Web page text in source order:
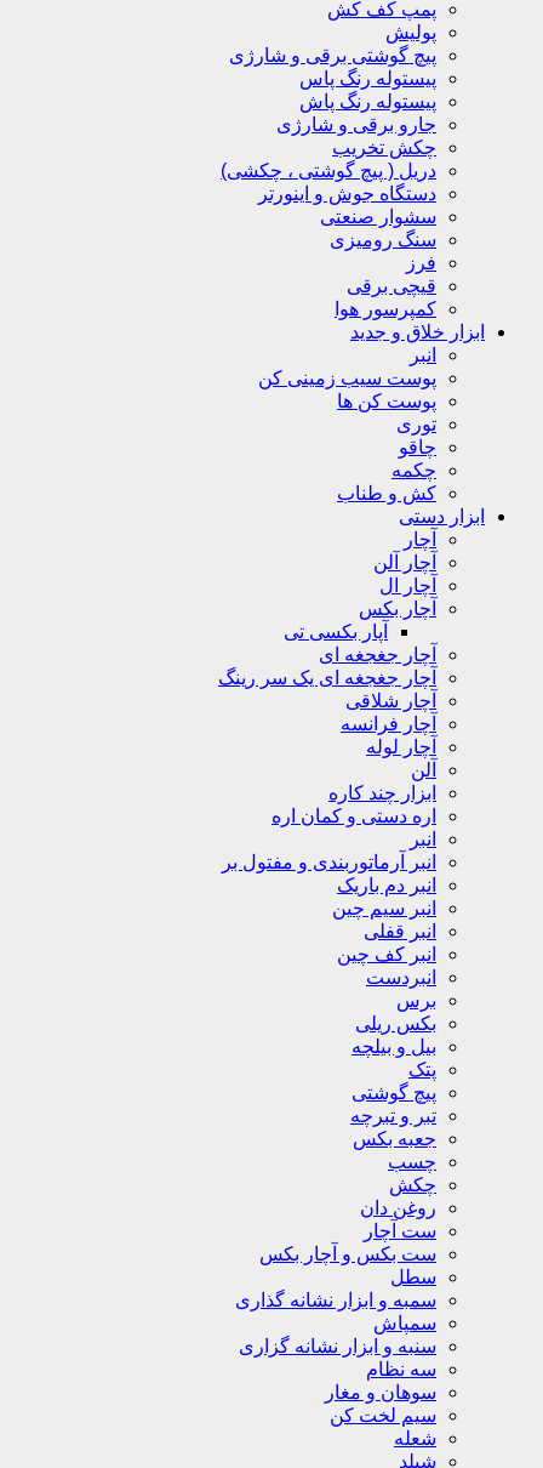
پمپ کف کش
پولیش
پیچ گوشتی برقی و شارژی
پیستوله رنگ پاس
پیستوله رنگ پاش
جارو برقی و شارژی
چکش تخریب
دریل ( پیچ گوشتی ، چکشی)
دستگاه جوش و اینورتر
سشوار صنعتی
سنگ رومیزی
فرز
قیچی برقی
کمپرسور هوا
ابزار خلاق و جدید
انبر
پوست سیب زمینی کن
پوست کن ها
توری
چاقو
چکمه
کش و طناب
ابزار دستی
آچار
آچار آلن
آچار ال
آچار بکس
آپار بکسی تی
آچار جغجغه ای
آچار جغجغه ای یک سر رینگ
آچار شلاقی
آچار فرانسه
آچار لوله
آلن
ابزار چند کاره
اره دستی و کمان اره
انبر
انبر آرماتوربندی و مفتول بر
انبر دم باریک
انبر سیم چین
انبر قفلی
انبر کف چین
انبردست
برس
بکس ریلی
بیل و بیلچه
پتک
پیچ گوشتی
تبر و تبرچه
جعبه بکس
چسب
چکش
روغن دان
ست آچار
ست بکس و آچار بکس
سطل
سمبه و ابزار نشانه گذاری
سمپاش
سنبه و ابزار نشانه گزاری
سه نظام
سوهان و مغار
سیم لخت کن
شعله
شیلد